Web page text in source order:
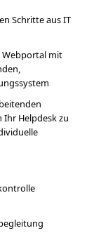
Schritte aus IT
Webportal mit
Helpdesk zu